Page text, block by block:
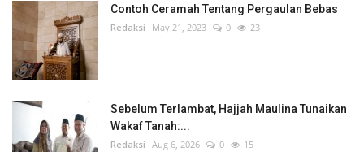
Contoh Ceramah Tentang Pergaulan Bebas
Redaksi May 21, 2023 0 23
Sebelum Terlambat, Hajjah Maulina Tunaikan
Wakaf Tanah:...
Redaksi Aug 6, 2026 0 15